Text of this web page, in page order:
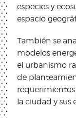
especies y
espacio
También se
modelos
el urbanismo
de
requerimientos
la ciudad y sus